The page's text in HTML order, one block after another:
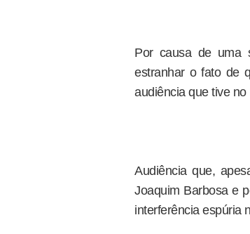
Por causa de uma
estranhar o fato de
audiência que tive no
Audiência que,
Joaquim Barbosa e
interferência espúria